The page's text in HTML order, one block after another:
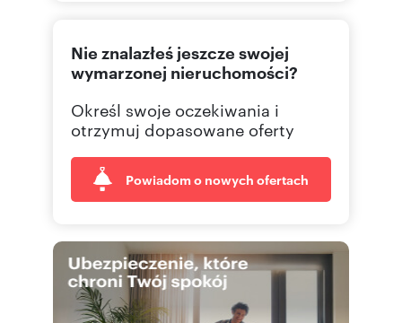
85 742 Pokaż telefon
Nie znalazłeś jeszcze swojej
wymarzonej nieruchomości?
Określ swoje oczekiwania i
otrzymuj dopasowane oferty
Powiadom o nowych ofertach